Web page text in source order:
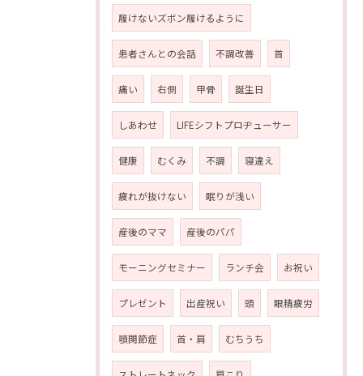
履けないズボン履けるように
患者さんとの会話 不調改善 首
痛い 右側 甲骨 誕生日
しあわせ LIFEシフトプロヂューサー
健康 むくみ 不調 寝違え
疲れが抜けない 眠りが浅い
産後のママ 産後のパパ
モーニングセミナー ランチ会 お祝い
プレゼント 出産祝い 頭 眼精疲労
顎関節症 首・肩 むちうち